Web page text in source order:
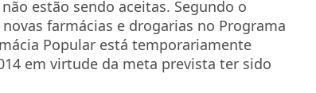
estão sendo aceitas. Segundo o
farmácias e drogarias no Programa
Popular está temporariamente
em virtude da meta prevista ter sido